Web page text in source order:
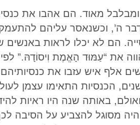
מאוד. הם אהבו את
ה’, וכשנאסר עליהם
הם לא יכלו לראות
את “עַמּוּד הָאֱמֶת וִיסוֹדָהּ.”
בקיץ של שנת 1844, כחמישים אלף איש
הכנסיות התאימו עצמן
באותה שנה היו ראיות
מסוגל להצביע על הסיבה